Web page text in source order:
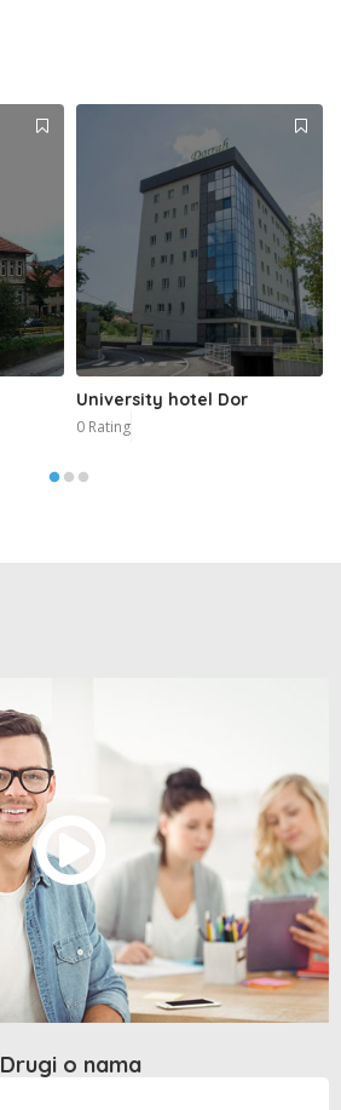
University hotel Dor
0 Rating
Drugi o nama